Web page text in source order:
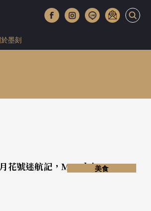
墨刻
花號迷航記，Mondrian
美食